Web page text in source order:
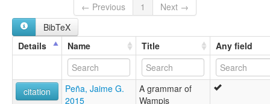
Wampis
Xívaro
lexvo:
Huambisa [en]
Huambisa language [en]
Huambiseg [br]
moseley & asher (1994):
Huambisa
← Previous
1
Next →
BibTeX
Details
Name Title Any field
citation
Peña, Jaime G.
2015
A grammar of
Wampis